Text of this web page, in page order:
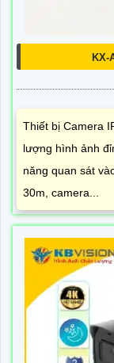
KX-
Thiết bị Camera
lượng hình ảnh
năng quan sát
30m, camera...